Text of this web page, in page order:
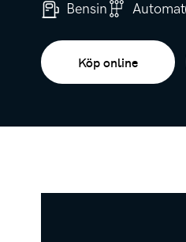
Bensin Automat
Köp online